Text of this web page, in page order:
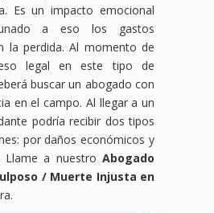
Es un impacto emocional
a eso los gastos
la perdida. Al momento de
legal en este tipo de
buscar un abogado con
en el campo. Al llegar a un
podría recibir dos tipos
por daños económicos y
Llame a nuestro Abogado
/ Muerte Injusta en